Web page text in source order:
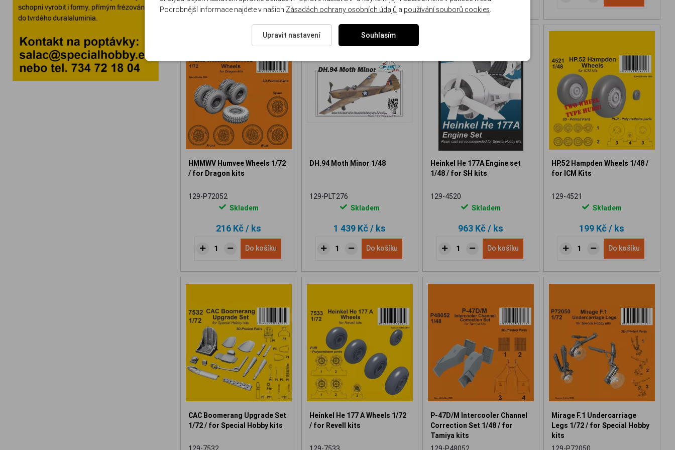
NOVINKA
HMMWV Humvee Wheels 1/72
/ for Dragon kits
129-P72052
Skladem
216 Kč/ ks
Do košíku
NOVINKA
DH.94 Moth Minor 1/48
129-PLT276
Skladem
1 439 Kč/ ks
Do košíku
Heinkel He 177A Engine set
1/48 / for SH kits
129-4520
Skladem
963 Kč/ ks
Do košíku
HP.52 Hampden Wheels 1/48 /
for ICM Kits
129-4521
Skladem
199 Kč/ ks
Do košíku
CAC Boomerang Upgrade Set
1/72 / for Special Hobby kits
Heinkel He 177 A Wheels 1/72
/ for Revell kits
P-47D/M Intercooler Channel
Correction Set 1/48 / for
Tamiya kits
Mirage F.1 Undercarriage
Legs 1/72 / for Special Hobby
kits
Podrobnější informace najdete v našich Zásadách ochrany osobních údajů a používání souborů cookies.
Upravit nastavení Souhlasím